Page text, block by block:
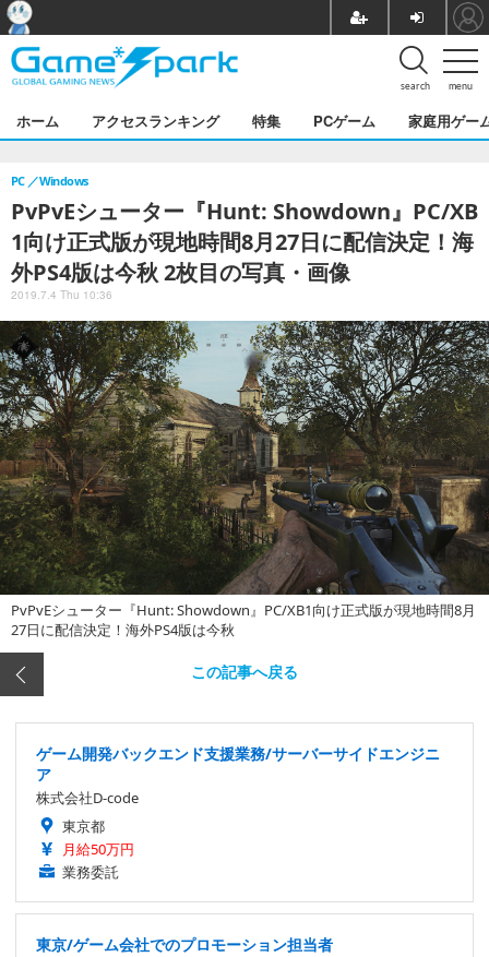
menu
search
ホーム アクセスランキング 特集 PCゲーム 家庭用ゲー
PvPvEシューター『Hunt: Showdown』PC/XB
1向け正式版が現地時間8月27日に配信決定！海
外PS4版は今秋 2枚目の写真・画像
PC Windows
2019.7.4 Thu 10:36
PvPvEシューター『Hunt: Showdown』PC/XB1向け正式版が現地時間8月
27日に配信決定！海外PS4版は今秋
この記事へ戻る
ゲーム開発バックエンド支援業務/サーバーサイドエンジニ
ア
株式会社D-code
東京都
月給50万円
業務委託
東京/ゲーム会社でのプロモーション担当者